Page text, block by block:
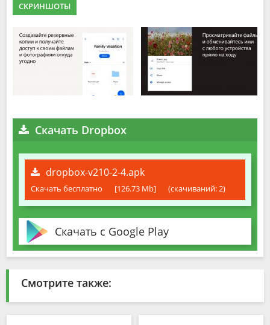
СКРИНШОТЫ
Скачать Dropbox
dropbox-v210-2-4.apk
Скачать бесплатно [126.73 Mb] (cкачиваний: 2)
Скачать с Google Play
Смотрите также: